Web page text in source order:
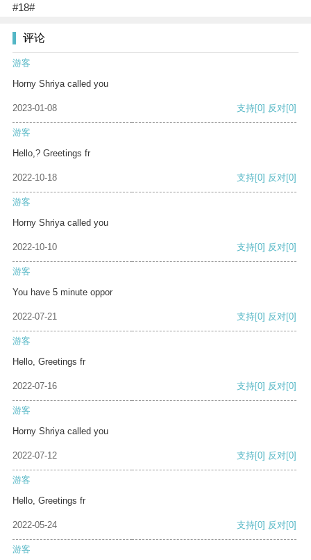
#18#
评论
游客
Horny Shriya called you
2023-01-08 支持[0] 反对[0]
游客
Hello,? Greetings fr
2022-10-18 支持[0] 反对[0]
游客
Horny Shriya called you
2022-10-10 支持[0] 反对[0]
游客
You have 5 minute oppor
2022-07-21 支持[0] 反对[0]
游客
Hello, Greetings fr
2022-07-16 支持[0] 反对[0]
游客
Horny Shriya called you
2022-07-12 支持[0] 反对[0]
游客
Hello, Greetings fr
2022-05-24 支持[0] 反对[0]
游客